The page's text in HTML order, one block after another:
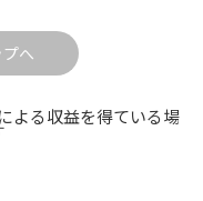
へ
よる収益を得ている場